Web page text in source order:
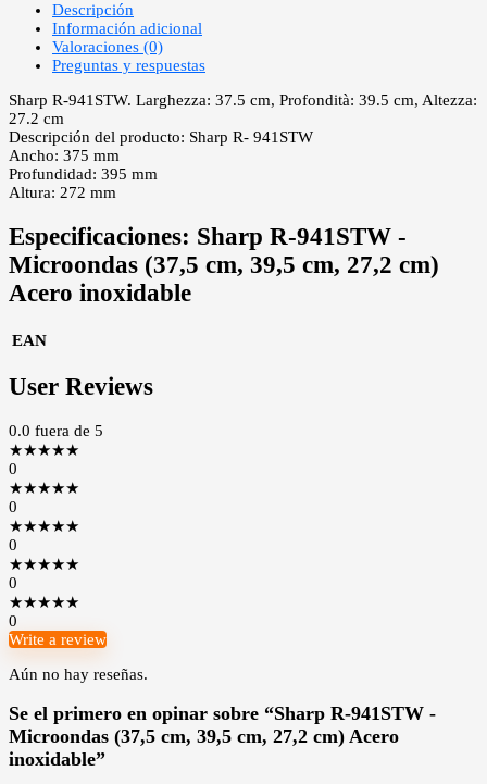
Descripción
Información adicional
Valoraciones (0)
Preguntas y respuestas
Sharp R-941STW. Larghezza: 37.5 cm, Profondità: 39.5 cm, Altezza:
27.2 cm
Descripción del producto: Sharp R- 941STW
Ancho: 375 mm
Profundidad: 395 mm
Altura: 272 mm
Especificaciones: Sharp R-941STW -
Microondas (37,5 cm, 39,5 cm, 27,2 cm)
Acero inoxidable
EAN
User Reviews
0.0 fuera de 5
★★★★★
0
★★★★★
0
★★★★★
0
★★★★★
0
★★★★★
0
Write a review
Aún no hay reseñas.
Se el primero en opinar sobre “Sharp R-941STW -
Microondas (37,5 cm, 39,5 cm, 27,2 cm) Acero
inoxidable”